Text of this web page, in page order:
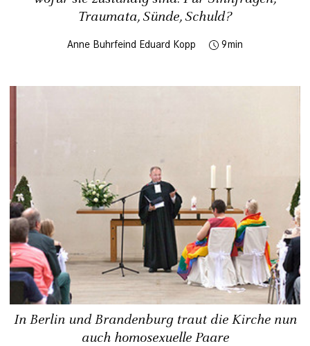
Traumata, Sünde, Schuld?
Anne Buhrfeind Eduard Kopp 9
In Berlin und Brandenburg traut die Kirche nun
auch homosexuelle Paare